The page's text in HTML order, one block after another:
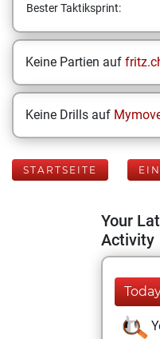
Bester Taktiksprint:
Keine Partien auf
Keine Drills auf
STARTSEITE
Your
Activity